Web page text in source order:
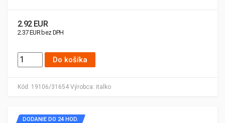
Kód: 19106/31654 Výrobca: italko
2.92 EUR
2.37 EUR bez DPH
Do košíka
DODANIE DO 24 HOD.